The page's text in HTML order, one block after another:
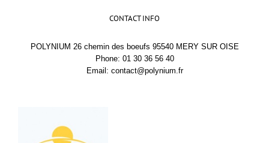
CONTACT INFO
POLYNIUM 26 chemin des boeufs 95540 MERY SUR OISE
Phone: 01 30 36 56 40
Email: contact@polynium.fr